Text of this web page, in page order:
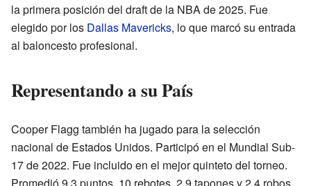
la primera posición del draft de la NBA de 2025. Fue
elegido por los Dallas Mavericks, lo que marcó su entrada
al baloncesto profesional.
Representando a su País
Cooper Flagg también ha jugado para la selección
nacional de Estados Unidos. Participó en el Mundial Sub-
17 de 2022. Fue incluido en el mejor quinteto del torneo.
Promedió 9.3 puntos, 10 rebotes, 2.9 tapones y 2.4 robos